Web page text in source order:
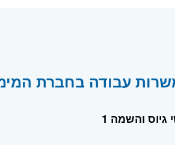
משרות דרושים, נמצאו 9 משרות
והשמה 1